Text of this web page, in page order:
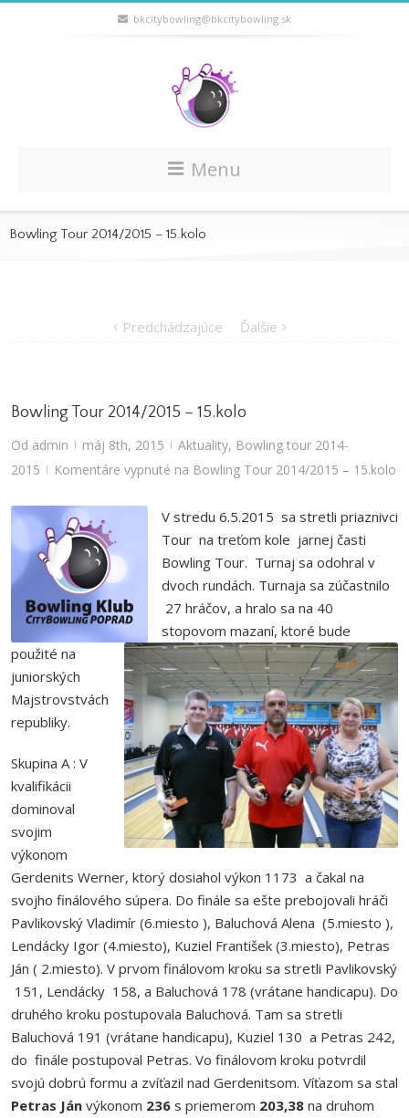
bkcitybowling@bkcitybowling.sk
Menu
Bowling Tour 2014/2015 – 15.kolo
Predchádzajúce Ďalšie
Bowling Tour 2014/2015 – 15.kolo
Od admin | máj 8th, 2015 | Aktuality, Bowling tour 2014-
2015
| Komentáre vypnuté na Bowling Tour 2014/2015 – 15.kolo
V stredu 6.5.2015 sa stretli priaznivci
Tour na treťom kole jarnej časti
Bowling Tour. Turnaj sa odohral v
dvoch rundách. Turnaja sa zúčastnilo
27 hráčov, a hralo sa na 40
stopovom mazaní, ktoré bude
použité na
juniorských
Majstrovstvách
republiky.
Skupina A : V
kvalifikácii
dominoval
svojim
výkonom
Gerdenits Werner, ktorý dosiahol výkon 1173 a čakal na
svojho finálového súpera. Do finále sa ešte prebojovali hráči
Pavlikovský Vladimír (6.miesto ), Baluchová Alena (5.miesto ),
Lendácky Igor (4.miesto), Kuziel František (3.miesto), Petras
Ján ( 2.miesto). V prvom finálovom kroku sa stretli Pavlikovský
151, Lendácky 158, a Baluchová 178 (vrátane handicapu). Do
druhého kroku postupovala Baluchová. Tam sa stretli
Baluchová 191 (vrátane handicapu), Kuziel 130 a Petras 242,
do finále postupoval Petras. Vo finálovom kroku potvrdil
svojú dobrú formu a zvíťazil nad Gerdenitsom. Víťazom sa stal
Petras Ján výkonom 236 s priemerom 203,38 na druhom